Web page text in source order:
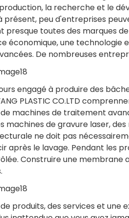
la recherche et le
présent, peu d'entreprises
presque toutes des marques
économique, une
De nombreuses
engagé à produire des
PLASTIC CO.LTD
machines de traitement
machines de gravure laser,
ne doit pas
après le lavage. Pendant les
Construire une membrane
produits, des services et une